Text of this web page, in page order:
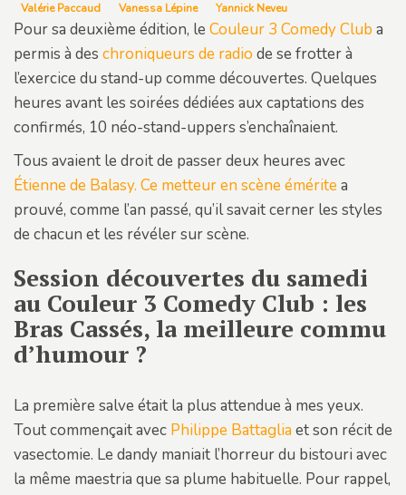
Valérie Paccaud
Vanessa Lépine Yannick Neveu
Pour sa deuxième édition, le Couleur 3 Comedy Club a
permis à des chroniqueurs de radio de se frotter à
l’exercice du stand-up comme découvertes. Quelques
heures avant les soirées dédiées aux captations des
confirmés, 10 néo-stand-uppers s’enchaînaient.
Tous avaient le droit de passer deux heures avec
Étienne de Balasy. Ce metteur en scène éméritea
prouvé, comme l’an passé, qu’il savait cerner les styles
de chacun et les révéler sur scène.
Session découvertes du samedi
au Couleur 3 Comedy Club : les
Bras Cassés, la meilleure commu
d’humour ?
La première salve était la plus attendue à mes yeux.
Tout commençait avec Philippe Battaglia et son récit de
vasectomie. Le dandy maniait l’horreur du bistouri avec
la même maestria que sa plume habituelle. Pour rappel,